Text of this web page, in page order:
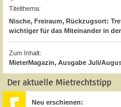
Titelthema:
Nische, Freiraum, Rückzugsort:
wichtiger für das Miteinander in
Zum Inhalt:
MieterMagazin, Ausgabe Juli/
Der aktuelle Mietrechtstipp
Neu erschienen: